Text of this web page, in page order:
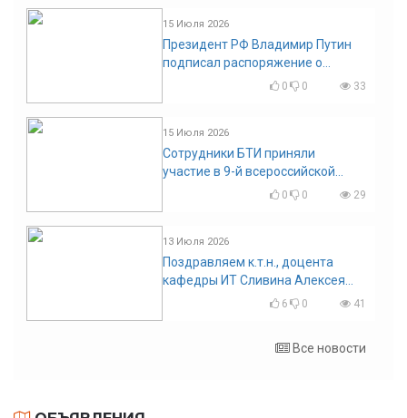
15 Июля 2026
Президент РФ Владимир Путин
подписал распоряжение о
поощрении граждан и трудовых
0 0 33
15 Июля 2026
Сотрудники БТИ приняли
участие в 9-й всероссийской
конференции по задачам со
0 0 29
13 Июля 2026
Поздравляем к.т.н., доцента
кафедры ИТ Сливина Алексея
Николаевича с юбилеем!
6 0 41
Все новости